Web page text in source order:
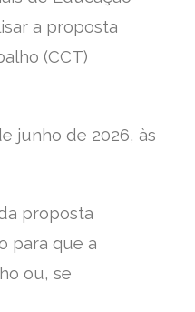
a proposta
(CCT)
junho de 2026, às
proposta
para que a
ou, se